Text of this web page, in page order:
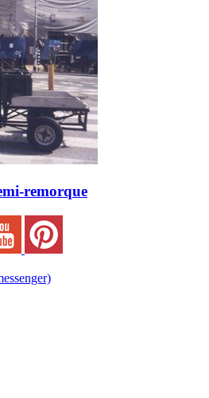
remorque